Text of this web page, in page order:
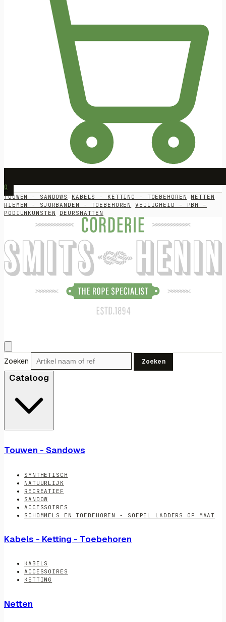
0
TOUWEN - SANDOWS KABELS - KETTING - TOEBEHOREN
NETTEN
RIEMEN - SJORBANDEN - TOEBEHOREN
VEILIGHEID – PBM –
PODIUMKUNSTEN
DEURSMATTEN
Zoeken Zoeken
Cataloog
Touwen - Sandows
SYNTHETISCH
NATUURLIJK
RECREATIEF
SANDOW
ACCESSOIRES
SCHOMMELS EN TOEBEHOREN - SOEPEL LADDERS OP MAAT
Kabels - Ketting - Toebehoren
KABELS
ACCESSOIRES
KETTING
Netten